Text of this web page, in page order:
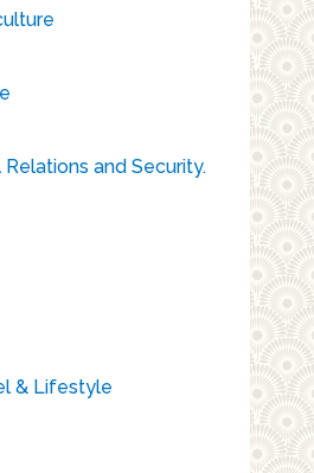
and Security.
& Lifestyle